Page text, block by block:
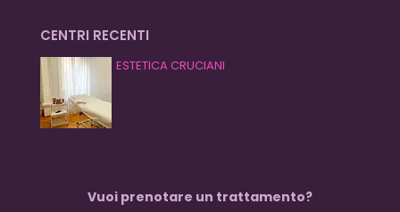
CENTRI RECENTI
ESTETICA CRUCIANI
Vuoi prenotare un trattamento?